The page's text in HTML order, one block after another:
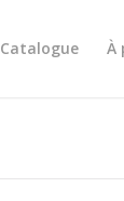
Catalogue À